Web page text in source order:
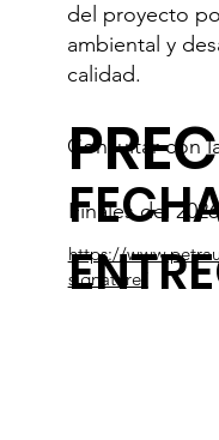
https://
signature/
Finales del 2026
Consultar con
del proyecto
ambiental y
calidad.